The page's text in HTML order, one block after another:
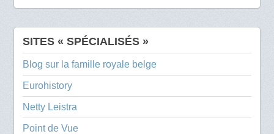
SITES « SPÉCIALISÉS »
Blog sur la famille royale belge
Eurohistory
Netty Leistra
Point de Vue